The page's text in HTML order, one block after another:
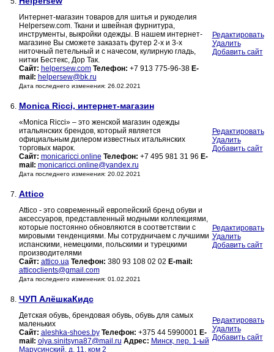
Интернет-магазин товаров для шитья и рукоделия
Helpersew.com. Ткани и швейная фурнитура,
инструменты, выкройки одежды. В нашем интернет-
магазине Вы сможете заказать футер 2-х и 3-х
ниточный петельный и с начесом, кулирную гладь,
нитки Бестекс, Дор Так.
Сайт: helpersew.com Телефон: +7 913 775-96-38 E-
mail: helpersew@bk.ru
Дата последнего изменения: 26.02.2021
Редактировать
Удалить
Добавить сайт
6. Monica Ricci, интернет-магазин
«Monica Ricci» – это женской магазин одежды
итальянских брендов, который является
официальным дилером известных итальянских
торговых марок.
Сайт: monicaricci.online Телефон: +7 495 981 31 96 E-
mail: monicaricci.online@yandex.ru
Дата последнего изменения: 20.02.2021
Редактировать
Удалить
Добавить сайт
7. Attico
Attico - это современный европейский бренд обуви и
аксессуаров, представленный модными коллекциями,
которые постоянно обновляются в соответствии с
мировыми тенденциями. Мы сотрудничаем с лучшими
испанскими, немецкими, польскими и турецкими
производителями
Сайт: attico.ua Телефон: 380 93 108 02 02 E-mail:
atticoclients@gmail.com
Дата последнего изменения: 01.02.2021
Редактировать
Удалить
Добавить сайт
8. ЧУП АлёшкаКидс
Детская обувь, брендовая обувь, обувь для самых
маленьких
Сайт: aleshka-shoes.by Телефон: +375 44 5990001 E-
mail: olya.sinitsyna87@mail.ru Адрес: Минск, пер. 1-ый
Марусинский, д. 11, ком 2
Редактировать
Удалить
Добавить сайт